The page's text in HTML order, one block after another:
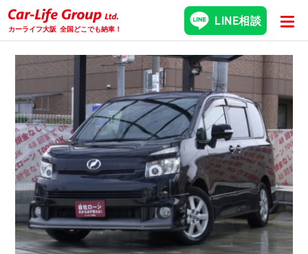
カーライフ大阪 全国どこでも納車！
LINE相談